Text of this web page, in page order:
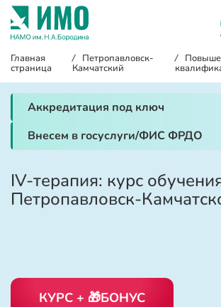
Главная
страница
/ Петропавловск-
Камчатский
/
Аккредитация под ключ
Внесем в госуслуги/ФИС ФРДО
IV-терапия: курс
Петропавловск-
КУРС + 🎁БОНУС